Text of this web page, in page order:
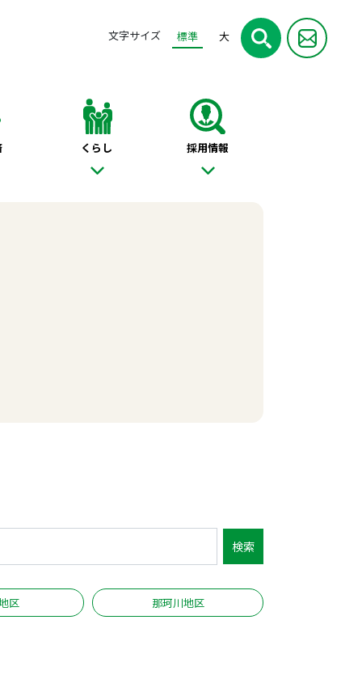
くらし 採用情報
文字サイズ 標準 大
検索
区 那珂川地区